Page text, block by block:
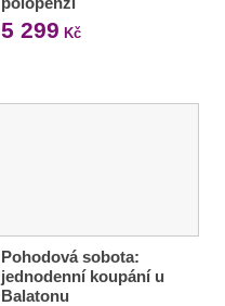
5 299 Kč
Pohodová sobota:
jednodenní koupání u
Balatonu